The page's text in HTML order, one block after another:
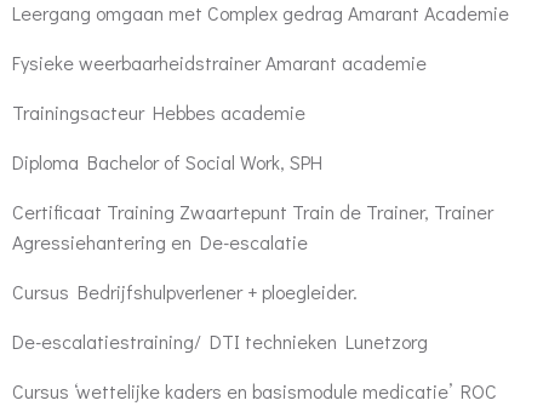
Leergang omgaan met Complex gedrag Amarant Academie
Fysieke weerbaarheidstrainer Amarant academie
Trainingsacteur Hebbes academie
Diploma Bachelor of Social Work, SPH
Certificaat Training Zwaartepunt Train de Trainer, Trainer
Agressiehantering en De-escalatie
Cursus Bedrijfshulpverlener + ploegleider.
De-escalatiestraining/ DTI technieken Lunetzorg
Cursus ‘wettelijke kaders en basismodule medicatie’ ROC